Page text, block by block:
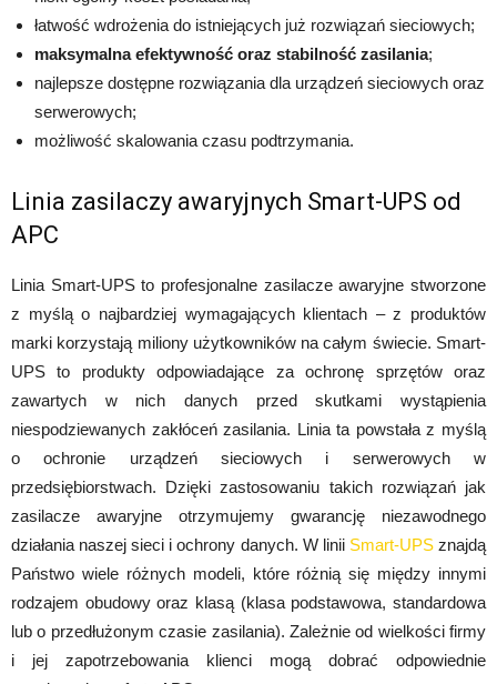
łatwość wdrożenia do istniejących już rozwiązań sieciowych;
maksymalna efektywność oraz stabilność zasilania;
najlepsze dostępne rozwiązania dla urządzeń sieciowych oraz
serwerowych;
możliwość skalowania czasu podtrzymania.
Linia zasilaczy awaryjnych Smart-UPS od
APC
Linia Smart-UPS to profesjonalne zasilacze awaryjne stworzone
z myślą o najbardziej wymagających klientach – z produktów
marki korzystają miliony użytkowników na całym świecie. Smart-
UPS to produkty odpowiadające za ochronę sprzętów oraz
zawartych w nich danych przed skutkami wystąpienia
niespodziewanych zakłóceń zasilania. Linia ta powstała z myślą
o ochronie urządzeń sieciowych i serwerowych w
przedsiębiorstwach. Dzięki zastosowaniu takich rozwiązań jak
zasilacze awaryjne otrzymujemy gwarancję niezawodnego
działania naszej sieci i ochrony danych. W linii Smart-UPSznajdą
Państwo wiele różnych modeli, które różnią się między innymi
rodzajem obudowy oraz klasą (klasa podstawowa, standardowa
lub o przedłużonym czasie zasilania). Zależnie od wielkości firmy
i jej zapotrzebowania klienci mogą dobrać odpowiednie